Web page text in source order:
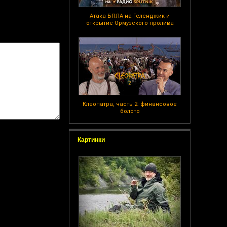
Атака БПЛА на Геленджик и
открытие Ормузского пролива
Клеопатра, часть 2: финансовое
болото
Картинки